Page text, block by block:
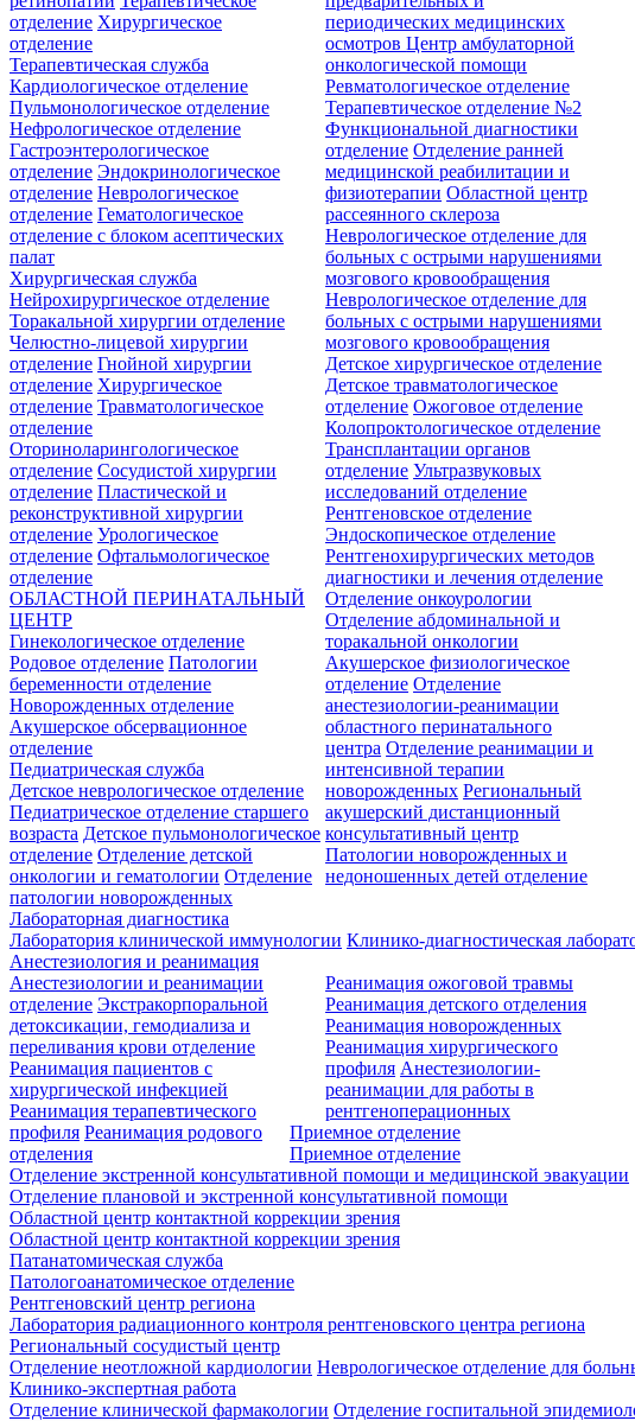
отделение Хирургическое
отделение
периодических медицинских
осмотровЦентр амбулаторной
онкологической помощи
Терапевтическая служба
Кардиологическое отделение
Пульмонологическое отделение
Нефрологическое отделение
Гастроэнтерологическое
отделение Эндокринологическое
отделение Неврологическое
отделение Гематологическое
отделение c блоком асептических
палат
Ревматологическое отделение
Терапевтическое отделение №2
Функциональной диагностики
отделение Отделение ранней
медицинской реабилитации и
физиотерапии Областной центр
рассеянного склероза
Неврологическое отделение для
больных с острыми нарушениями
мозгового кровообращения
Неврологическое отделение для
больных с острыми нарушениями
мозгового кровообращения
Хирургическая служба
Нейрохирургическое отделение
Торакальной хирургии отделение
Челюстно-лицевой хирургии
отделение Гнойной хирургии
отделение Хирургическое
отделение Травматологическое
отделение
Оториноларингологическое
отделение Сосудистой хирургии
отделение Пластической и
реконструктивной хирургии
отделение Урологическое
отделение Офтальмологическое
отделение
Детское хирургическое отделение
Детское травматологическое
отделение Ожоговое отделение
Колопроктологическое отделение
Трансплантации органов
отделение Ультразвуковых
исследований отделение
Рентгеновское отделение
Эндоскопическое отделение
Рентгенохирургических методов
диагностики и лечения отделение
Отделение онкоурологии
Отделение абдоминальной и
торакальной онкологии
ОБЛАСТНОЙ ПЕРИНАТАЛЬНЫЙ
ЦЕНТР
Гинекологическое отделение
Родовое отделение Патологии
беременности отделение
Новорожденных отделение
Акушерское обсервационное
отделение
Акушерское физиологическое
отделение Отделение
анестезиологии-реанимации
областного перинатального
центра Отделение реанимации и
интенсивной терапии
новорожденных Региональный
акушерский дистанционный
консультативный центр
Патологии новорожденных и
недоношенных детей отделение
Педиатрическая служба
Детское неврологическое отделение
Педиатрическое отделение старшего
возраста Детское пульмонологическое
отделение Отделение детской
онкологии и гематологии Отделение
патологии новорожденных
Лабораторная диагностика
Лаборатория клинической иммунологии Клинико-диагностическая
Анестезиология и реанимация
Анестезиологии и реанимации
отделение Экстракорпоральной
детоксикации, гемодиализа и
переливания крови отделение
Реанимация пациентов с
хирургической инфекцией
Реанимация терапевтического
профиля Реанимация родового
отделения
Реанимация ожоговой травмы
Реанимация детского отделения
Реанимация новорожденных
Реанимация хирургического
профиля Анестезиологии-
реанимации для работы в
рентгеноперационных
Приемное отделение
Приемное отделение
Отделение экстренной консультативной помощи и медицинской эвакуации
Отделение плановой и экстренной консультативной помощи
Областной центр контактной коррекции зрения
Областной центр контактной коррекции зрения
Патанатомическая служба
Патологоанатомическое отделение
Рентгеновский центр региона
Лаборатория радиационного контроля рентгеновского центра региона
Региональный сосудистый центр
Отделение неотложной кардиологии Неврологическое отделение для
Клинико-экспертная работа
Отделение клинической фармакологии Отделение госпитальной